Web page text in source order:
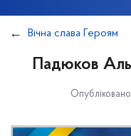
Вічна слава Героям
Падюков